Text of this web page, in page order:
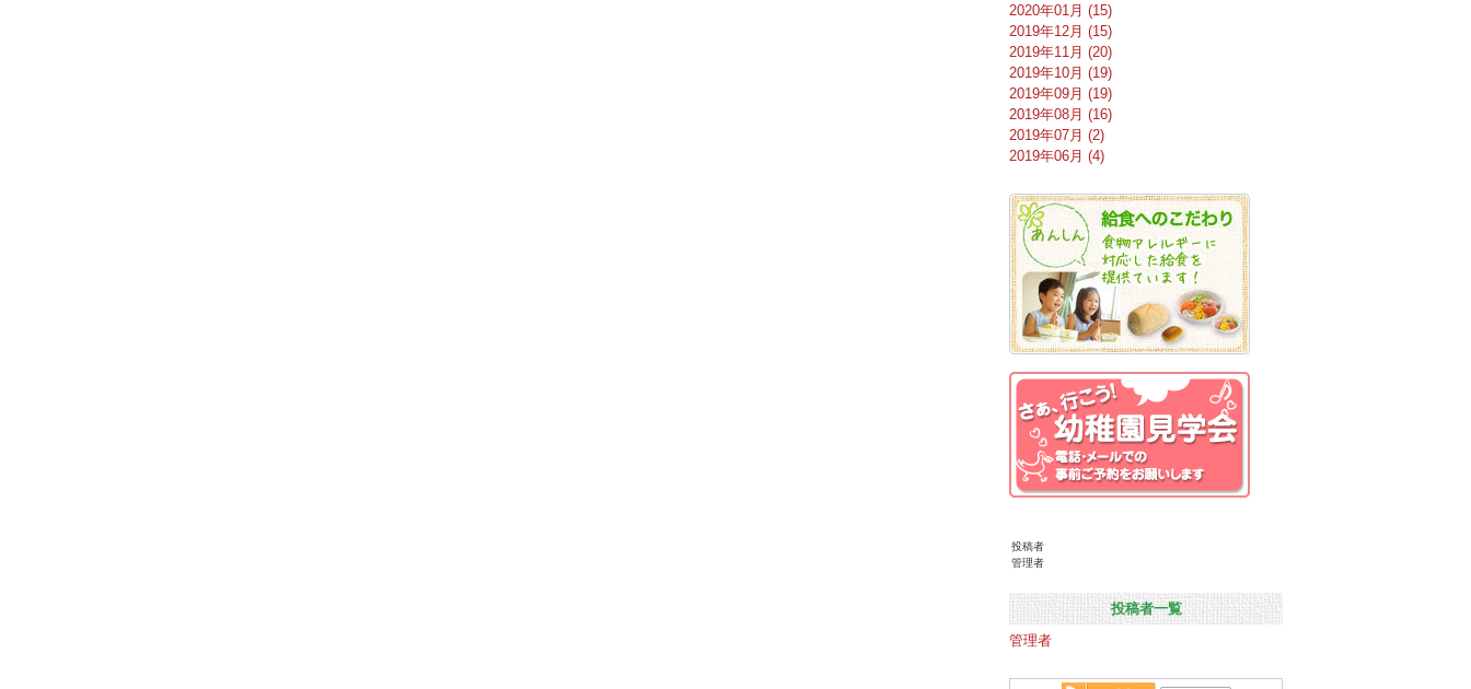
2020年01月 (15)
2019年12月 (15)
2019年11月 (20)
2019年10月 (19)
2019年09月 (19)
2019年08月 (16)
2019年07月 (2)
2019年06月 (4)
投稿者
管理者
投稿者一覧
管理者